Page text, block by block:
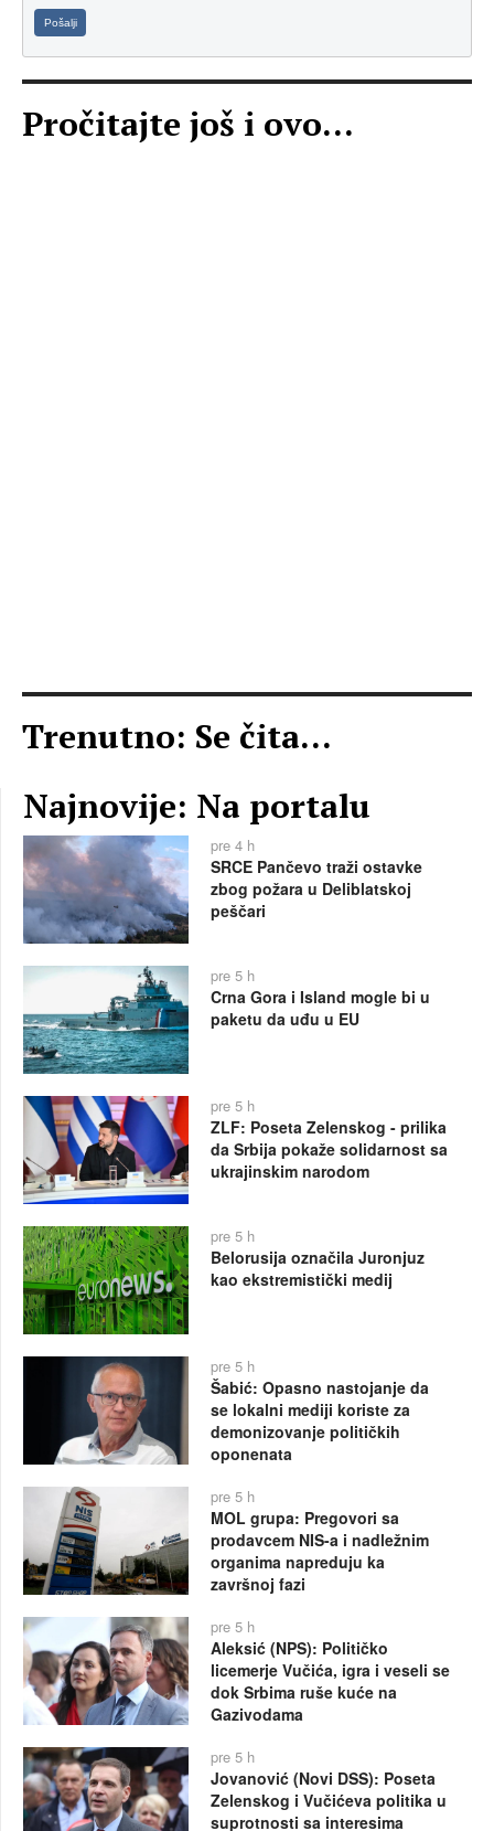
Pošalji
Pročitajte još i ovo...
Trenutno: Se čita...
Najnovije: Na portalu
pre 4 h
SRCE Pančevo traži ostavke
zbog požara u Deliblatskoj
peščari
pre 5 h
Crna Gora i Island mogle bi u
paketu da uđu u EU
pre 5 h
ZLF: Poseta Zelenskog - prilika
da Srbija pokaže solidarnost sa
ukrajinskim narodom
pre 5 h
Belorusija označila Juronjuz
kao ekstremistički medij
pre 5 h
Šabić: Opasno nastojanje da
se lokalni mediji koriste za
demonizovanje političkih
oponenata
pre 5 h
MOL grupa: Pregovori sa
prodavcem NIS-a i nadležnim
organima napreduju ka
završnoj fazi
pre 5 h
Aleksić (NPS): Političko
licemerje Vučića, igra i veseli se
dok Srbima ruše kuće na
Gazivodama
pre 5 h
Jovanović (Novi DSS): Poseta
Zelenskog i Vučićeva politika u
suprotnosti sa interesima